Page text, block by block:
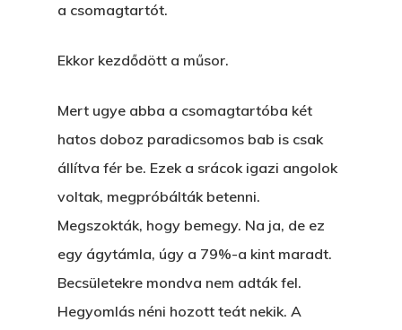
a csomagtartót.
Ekkor kezdődött a műsor.
Mert ugye abba a csomagtartóba két
hatos doboz paradicsomos bab is csak
állítva fér be. Ezek a srácok igazi angolok
voltak, megpróbálták betenni.
Megszokták, hogy bemegy. Na ja, de ez
egy ágytámla, úgy a 79%-a kint maradt.
Becsületekre mondva nem adták fel.
Hegyomlás néni hozott teát nekik. A
AZ IGAZI AJÁNDÉK
Egy Hitelt, Ödön?
ELMENT A VILLAMOS